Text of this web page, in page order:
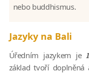
nebo buddhismus.
Jazyky na Bali
Úředním jazykem je
základ tvoří doplněná